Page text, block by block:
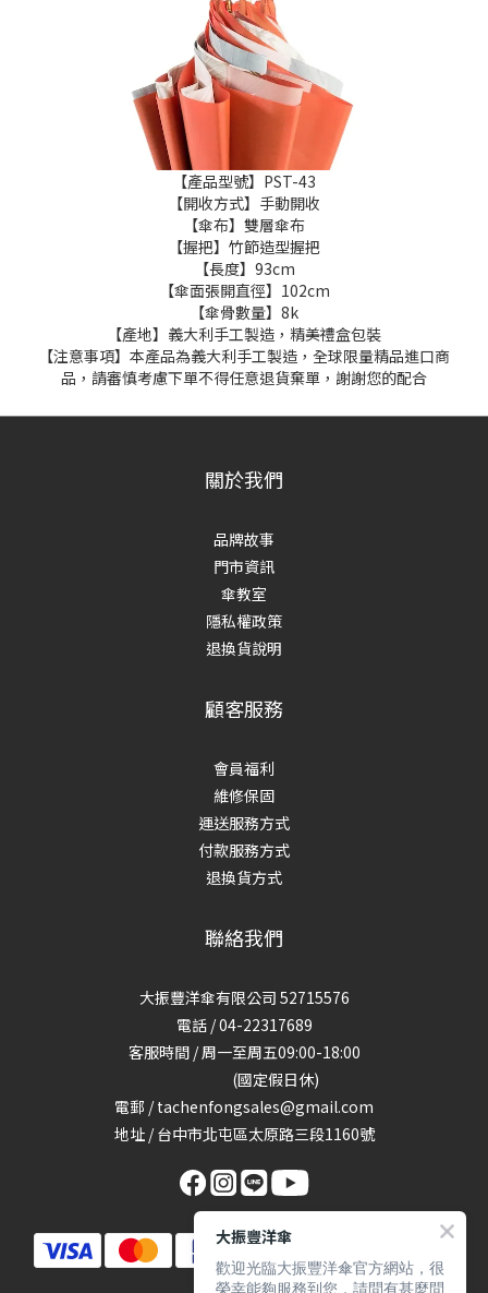
【產品型號】PST-43
【開收方式】手動開收
【傘布】雙層傘布
【握把】竹節造型握把
【長度】93cm
【傘面張開直徑】102cm
【傘骨數量】8k
【產地】義大利手工製造，精美禮盒包裝
【注意事項】本產品為義大利手工製造，全球限量精品進口商
品，請審慎考慮下單不得任意退貨棄單，謝謝您的配合
關於我們
品牌故事
門市資訊
傘教室
隱私權政策
退換貨說明
顧客服務
會員福利
維修保固
運送服務方式
付款服務方式
退換貨方式
聯絡我們
大振豐洋傘有限公司 52715576
電話 / 04-22317689
客服時間 / 周一至周五09:00-18:00
(國定假日休)
電郵 / tachenfongsales@gmail.com
地址 / 台中市北屯區太原路三段1160號
大振豐洋傘
歡迎光臨大振豐洋傘官方網站，很
榮幸能夠服務到您，請問有甚麼問